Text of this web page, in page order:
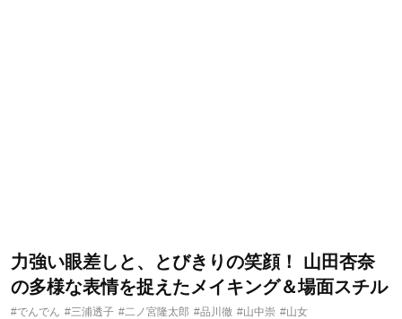
力強い眼差しと、とびきりの笑顔！ 山田杏奈
の多様な表情を捉えたメイキング＆場面スチル
#でんでん #三浦透子 #二ノ宮隆太郎 #品川徹 #山中崇 #山女